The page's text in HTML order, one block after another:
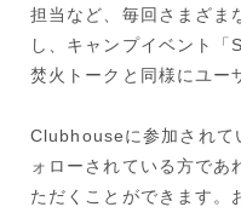
担当など、毎回さまざま
し、キャンプイベント
焚火トークと同様にユー
Clubhouseに参加されて
ォローされている方であ
ただくことができます。